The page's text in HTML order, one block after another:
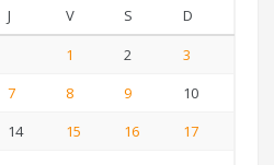
J V S
D
1
2
3
7 8 9
10
14 15 16
17